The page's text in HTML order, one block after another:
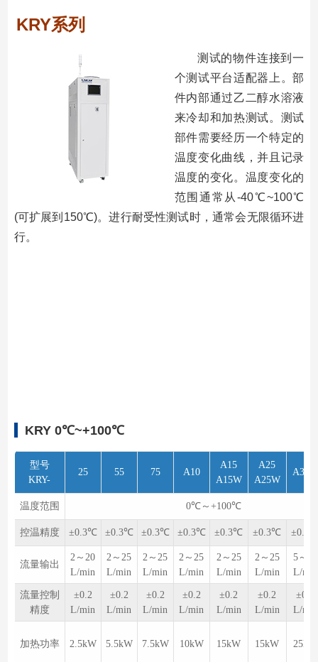
KRY系列
测试的物件连接到⼀
个测试平台适配器上。部
件内部通过乙二醇水溶液
来冷却和加热测试。测试
部件需要经历⼀个特定的
温度变化曲线，并且记录
温度的变化。温度变化的
范围通常从-40℃~100℃
(可扩展到150℃)。进⾏耐受性测试时，通常会⽆限循环进
行。
KRY 0℃~+100℃
型号
KRY-
25 55 75 A10
A15
A15W
A25
A25W
A38W
温度范围 0℃～+100℃
控温精度 ±0.3℃ ±0.3℃ ±0.3℃ ±0.3℃ ±0.3℃ ±0.3℃
流量输出
2～20
L/min
2～25
L/min
2～25
L/min
2～25
L/min
2～25
L/min
2～25
L/min
5～50
L/min
流量控制
精度
±0.2
L/min
±0.2
L/min
±0.2
L/min
±0.2
L/min
±0.2
L/min
±0.2
L/min
±0.2
L/min
加热功率 2.5kW 5.5kW 7.5kW 10kW 15kW 15kW 25kW